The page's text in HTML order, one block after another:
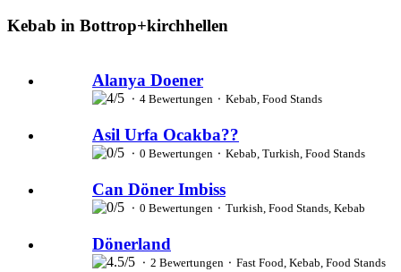
Kebab in Bottrop+kirchhellen
Alanya Doener
⬝ 4 Bewertungen ⬝ Kebab, Food Stands
Asil Urfa Ocakba??
⬝ 0 Bewertungen ⬝ Kebab, Turkish, Food Stands
Can Döner Imbiss
⬝ 0 Bewertungen ⬝ Turkish, Food Stands, Kebab
Dönerland
⬝ 2 Bewertungen ⬝ Fast Food, Kebab, Food Stands